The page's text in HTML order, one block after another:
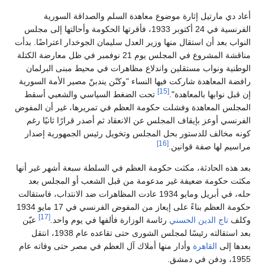
أعاد دي مارتيل إثارة موضوع معاهدة السلم والصداقة السورية
الفرنسية في 24 أكتوبر 1933، فأقرتها الحكومة وأحالتها إلى مجلس
النواب بعد أن استقال منها وزير العدل سليمان الجوخدار اعتراضًا. بدأت
مناقشة المشروع في المجلس يوم 21 نوفمبر في ظل معارضة الكتلة
الوطنية ونواب مستقلين واندلاع مظاهرات في محيط مبنى البرلمان
رافضة المعاهدة شاركت فيها النساء "وكنّن يندبنّ مصير الأمة السورية
إن قبل نوابها بالمعاهدة". [15]
تحت الضغط السياسي والشعبي أسقط
المجلس المعاهدة وفشلت حكومة العظم في تمريرها، غير أن المفوض
الفرنسي أوعز بإيقاف المجلس عن الانعقاد ثم أصدر قرارًا ثانيًا رغم
كونه مخالف للدستور بحل المجلس وتخويل رئيس الجمهورية إصدار
مراسيم لها صفة قوانين. [16]
بعد هذه الحادثة، مكثت حكومة العظم في السلطة سبعة أشهر غير أنها
مكثت حكومة ضعيفة غير مدعومة من قبل الشعب أو المجلس بعد
حله، في أبريل ومايو 1934 عادت المظاهرات ضد الانتداب، فاستقالت
حكومة العظم بناءً على إيعاز من المفوض الفرنسي في 17 مايو 1934
وكلف تاج الدين الحسني رئاسة الوزارة فألفها في يوم واحد. [17]
عيّن
بعد استقالته رئيسًا لمجلس الشورى حتى تقاعده عام 1938، انتقل
بعدها إلى القاهرة وأدار منها أملاك آل العظم في مصر حتى وفاته عام
1955، ودفن في دمشق.